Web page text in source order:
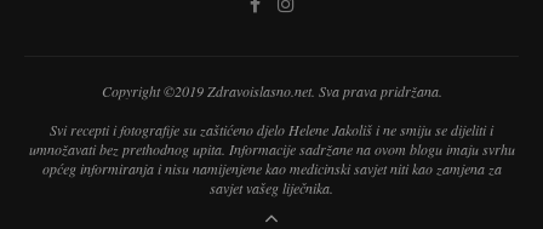
Copyright ©2019 Zdravoislasno.net. Sva prava pridržana.
Svi recepti i fotografije su zaštićeno djelo Helene Jakoliš i ne smiju se dijeliti i
umnožavati bez prethodnog upita. Informacije sadržane na ovom blogu imaju svrhu
općeg informiranja i nisu namijenjene kao medicinski savjet niti kao zamjena za
savjet vašeg liječnika.